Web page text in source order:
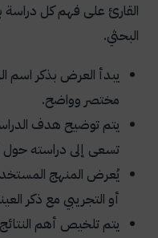
القارئ على فهم كل دراسة
البحثي.
يبدأ العرض بذكر اسم
مختصر وواضح.
يتم توضيح هدف
تسعى إلى دراسته حول
يُعرض المنهج
أو التجريبي مع ذكر
يتم تلخيص أهم